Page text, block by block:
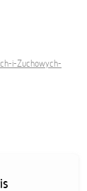
i-Zuchowych-